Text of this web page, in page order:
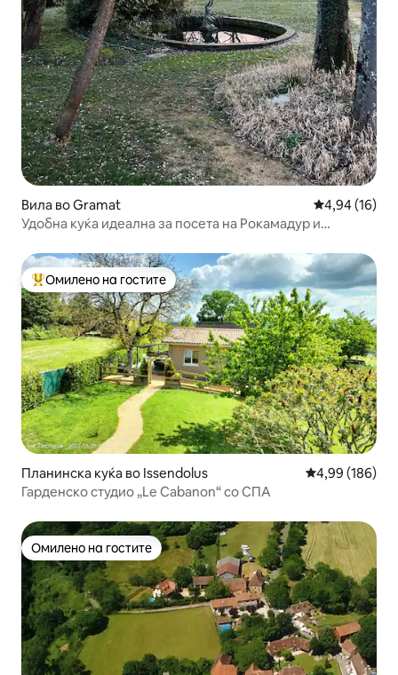
Вила во Gramat Просечна
4,94 (16)
Удобна куќа идеална за посета на Рокамадур и
Меѓу најуспешните „Омилени на гостите“
Омилено на гостите
Планинска куќа во Issendolus Просечна
4,99 (186)
Гарденско студио „Le Cabanon“ со СПА
Омилено на гостите
Омилено на гостите